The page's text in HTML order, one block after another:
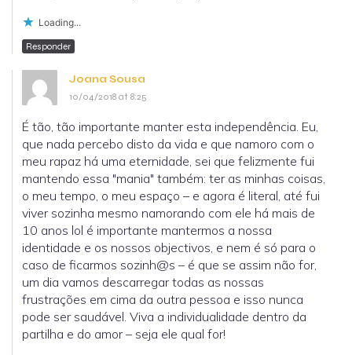
Loading...
Responder
Joana Sousa
10/04/2018 at 8:25
É tão, tão importante manter esta independência. Eu,
que nada percebo disto da vida e que namoro com o
meu rapaz há uma eternidade, sei que felizmente fui
mantendo essa "mania" também: ter as minhas coisas,
o meu tempo, o meu espaço – e agora é literal, até fui
viver sozinha mesmo namorando com ele há mais de
10 anos lol é importante mantermos a nossa
identidade e os nossos objectivos, e nem é só para o
caso de ficarmos sozinh@s – é que se assim não for,
um dia vamos descarregar todas as nossas
frustrações em cima da outra pessoa e isso nunca
pode ser saudável. Viva a individualidade dentro da
partilha e do amor – seja ele qual for!